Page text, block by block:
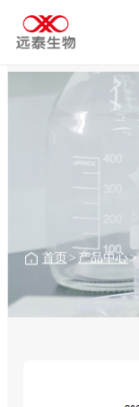
首页 > 产品中心>